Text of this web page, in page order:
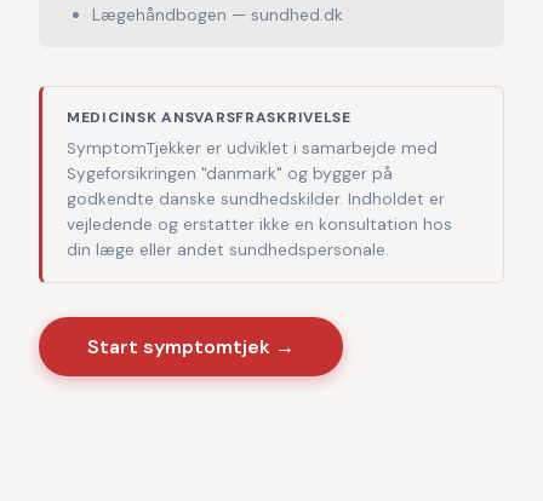
Lægehåndbogen — sundhed.dk
MEDICINSK ANSVARSFRASKRIVELSE
SymptomTjekker er udviklet i samarbejde med
Sygeforsikringen "danmark" og bygger på
godkendte danske sundhedskilder. Indholdet er
vejledende og erstatter ikke en konsultation hos
din læge eller andet sundhedspersonale.
Start symptomtjek →